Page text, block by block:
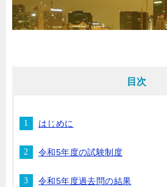
目次
はじめに
令和5年度の試験制度
令和5年度過去問の結果